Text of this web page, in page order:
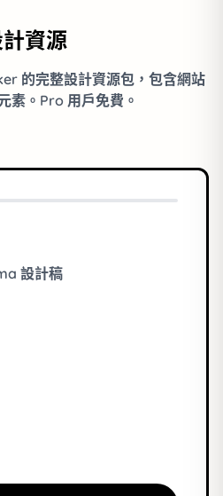
資源
的完整設計資源包，包含網站
素。Pro 用戶免費。
設計稿